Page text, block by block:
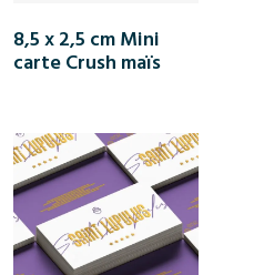
8,5 x 2,5 cm Mini
carte Crush maïs